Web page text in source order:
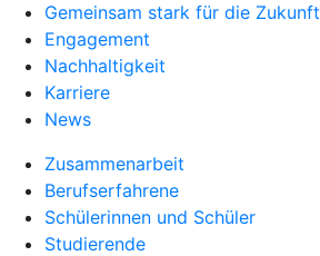
Gemeinsam stark für die Zukunft
Engagement
Nachhaltigkeit
Karriere
News
Zusammenarbeit
Berufserfahrene
Schülerinnen und Schüler
Studierende